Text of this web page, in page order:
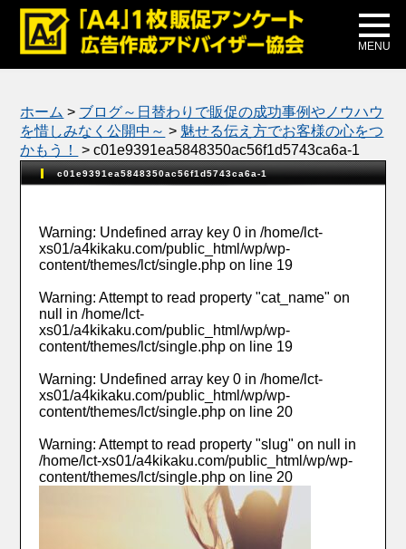
MENU
メディア掲載
公式ブログ
ホーム > ブログ～日替わりで販促の成功事例やノウハウ
を惜しみなく公開中～ > 魅せる伝え方でお客様の心をつ
かもう！
>c01e9391ea5848350ac56f1d5743ca6a-1
c01e9391ea5848350ac56f1d5743ca6a-1
Warning: Undefined array key 0 in/home/lct-
xs01/a4kikaku.com/public_html/wp/wp-
content/themes/lct/single.php on line 19
Warning: Attempt to read property "cat_name" on
null in/home/lct-
xs01/a4kikaku.com/public_html/wp/wp-
content/themes/lct/single.php on line 19
Warning: Undefined array key 0 in/home/lct-
xs01/a4kikaku.com/public_html/wp/wp-
content/themes/lct/single.php on line 20
Warning: Attempt to read property "slug" on null in
/home/lct-xs01/a4kikaku.com/public_html/wp/wp-
content/themes/lct/single.php on line 20